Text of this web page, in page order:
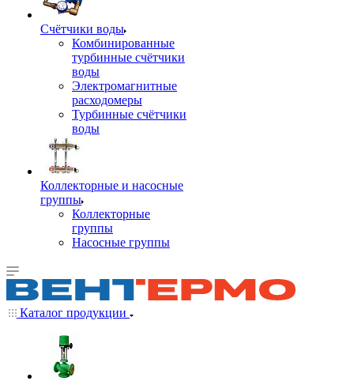
Счётчики воды
Комбинированные
турбинные счётчики
воды
Электромагнитные
расходомеры
Турбинные счётчики
воды
Коллекторные и насосные
группы
Коллекторные
группы
Насосные группы
Каталог продукции